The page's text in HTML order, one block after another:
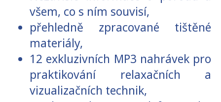
všem, co s ním souvisí,
přehledně zpracované tištěné
materiály,
12 exkluzivních MP3 nahrávek pro
praktikování relaxačních a
vizualizačních technik,